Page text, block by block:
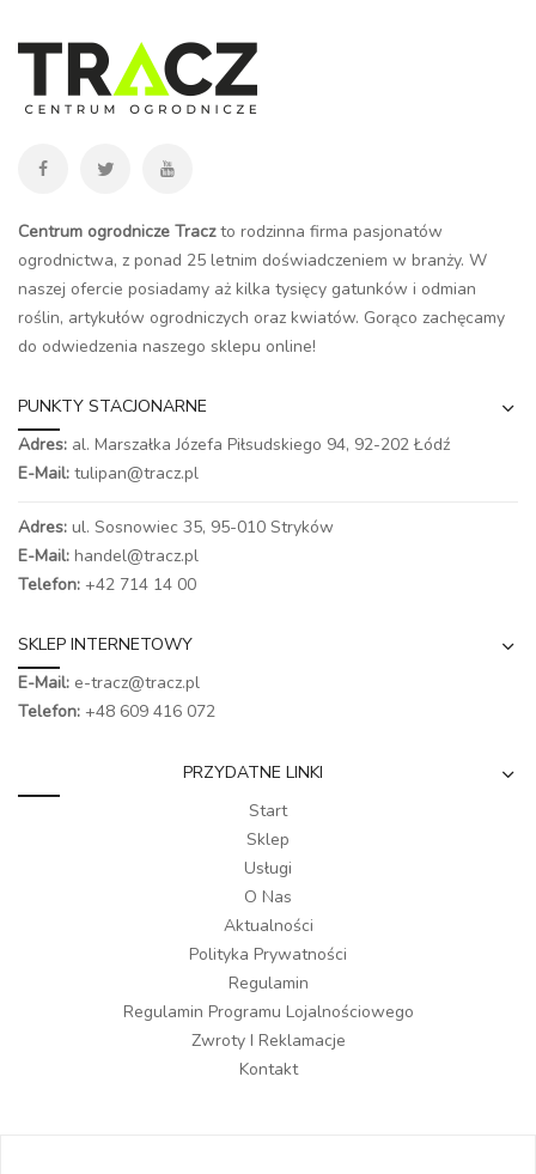
Centrum ogrodnicze Traczto rodzinna firma pasjonatów
ogrodnictwa, z ponad 25 letnim doświadczeniem w branży. W
naszej ofercie posiadamy aż kilka tysięcy gatunków i odmian
roślin, artykułów ogrodniczych oraz kwiatów. Gorąco zachęcamy
do odwiedzenia naszego sklepu online!
PUNKTY STACJONARNE
Adres: al. Marszałka Józefa Piłsudskiego 94, 92-202 Łódź
E-Mail: tulipan@tracz.pl
Adres: ul. Sosnowiec 35, 95-010 Stryków
E-Mail: handel@tracz.pl
Telefon: +42 714 14 00
SKLEP INTERNETOWY
E-Mail: e-tracz@tracz.pl
Telefon: +48 609 416 072
PRZYDATNE LINKI
Start
Sklep
Usługi
O Nas
Aktualności
Polityka Prywatności
Regulamin
Regulamin Programu Lojalnościowego
Zwroty I Reklamacje
Kontakt